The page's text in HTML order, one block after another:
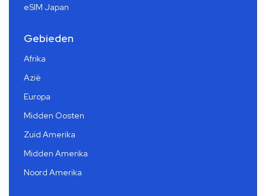
eSIM Japan
Gebieden
Afrika
Azië
Europa
Midden Oosten
Zuid Amerika
Midden Amerika
Noord Amerika